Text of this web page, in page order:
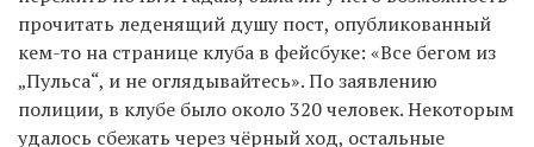
прочитать леденящий душу пост, опубликованный
кем-то на странице клуба в фейсбуке: «Все бегом из
„Пульса“, и не оглядывайтесь». По заявлению
полиции, в клубе было около 320 человек. Некоторым
удалось сбежать через чёрный ход, остальные